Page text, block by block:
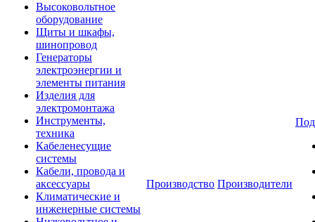
Высоковольтное
оборудование
Щиты и шкафы,
шинопровод
Генераторы
электроэнергии и
элементы питания
Изделия для
электромонтажа
Инструменты,
техника
Кабеленесущие
системы
Кабели, провода и
аксессуары
Климатические и
инженерные системы
Производство Производители